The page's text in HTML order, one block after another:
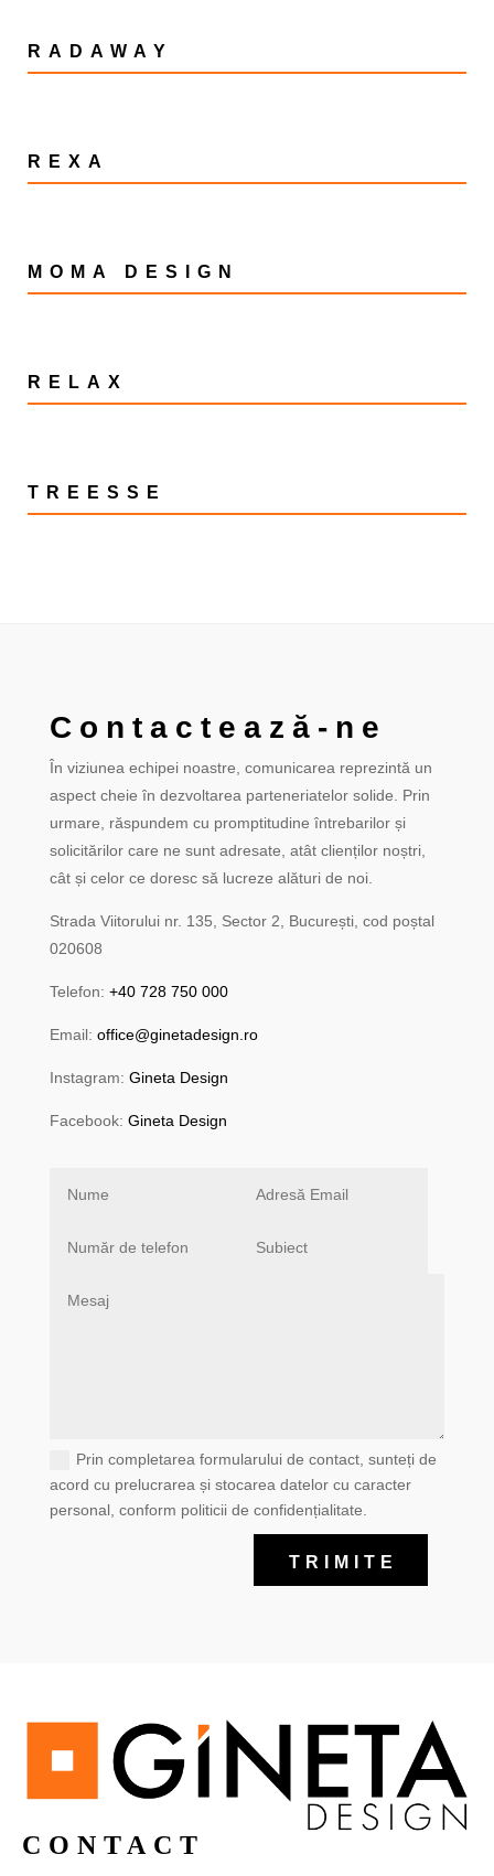
RADAWAY
REXA
MOMA DESIGN
RELAX
TREESSE
Contactează-ne
În viziunea echipei noastre, comunicarea reprezintă un
aspect cheie în dezvoltarea parteneriatelor solide. Prin
urmare, răspundem cu promptitudine întrebarilor și
solicitărilor care ne sunt adresate, atât clienților noștri,
cât și celor ce doresc să lucreze alături de noi.
Strada Viitorului nr. 135, Sector 2, București, cod poștal
020608
Telefon: +40 728 750 000
Email: office@ginetadesign.ro
Instagram: Gineta Design
Facebook: Gineta Design
Prin completarea formularului de contact, sunteți de
acord cu prelucrarea și stocarea datelor cu caracter
personal, conform politicii de confidențialitate.
TRIMITE
CONTACT